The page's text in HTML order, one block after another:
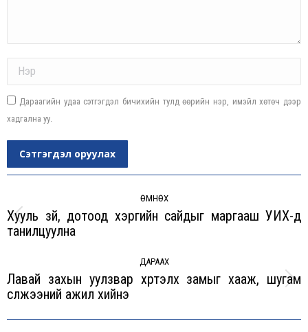
Дараагийн удаа сэтгэгдэл бичихийн тулд өөрийн нэр, имэйл хөтөч дээр
хадгална уу.
Сэтгэгдэл оруулах
navigation
ӨМНӨХ
Previous
Хууль зүй, дотоод хэргийн сайдыг маргааш УИХ-д
танилцуулна
ДАРААХ
Next
Лавай захын уулзвар хүртэлх замыг хааж, шугам
сүлжээний ажил хийнэ